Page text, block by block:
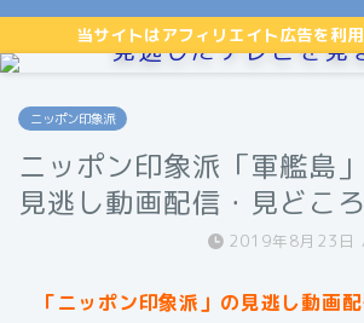
当サイトはアフィリエイト広告を利用
見逃したテレビを見
ニッポン印象派
ニッポン印象派「軍艦島
見逃し動画配信・見どこ
2019年8月23日
「ニッポン印象派」の見逃し動画